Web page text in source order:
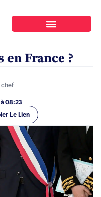
en France ?
chef
à 08:23
Le Lien